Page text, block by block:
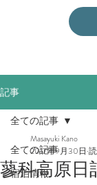
記事
全ての記事
宿泊情報
全ての記事
蓼科高原日
Masayuki Kano
2017年9月30日